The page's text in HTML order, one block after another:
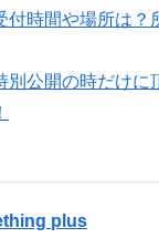
付時間や場所は？
別公開の時だけに
plus